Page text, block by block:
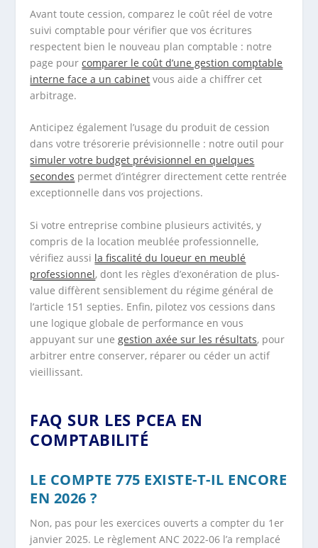
Avant toute cession, comparez le coût réel de votre
suivi comptable pour vérifier que vos écritures
respectent bien le nouveau plan comptable : notre
page pourcomparer le coût d’une gestion comptable
interne face a un cabinet vous aide a chiffrer cet
arbitrage.
Anticipez également l’usage du produit de cession
dans votre trésorerie prévisionnelle : notre outil pour
simuler votre budget prévisionnel en quelques
secondes permet d’intégrer directement cette rentrée
exceptionnelle dans vos projections.
Si votre entreprise combine plusieurs activités, y
compris de la location meublée professionnelle,
vérifiez aussi la fiscalité du loueur en meublé
professionnel, dont les règles d’exonération de plus-
value diffèrent sensiblement du régime général de
l’article 151 septies. Enfin, pilotez vos cessions dans
une logique globale de performance en vous
appuyant sur une gestion axée sur les résultats, pour
arbitrer entre conserver, réparer ou céder un actif
vieillissant.
FAQ SUR LES PCEA EN
COMPTABILITÉ
LE COMPTE 775 EXISTE-T-IL ENCORE
EN 2026 ?
Non, pas pour les exercices ouverts a compter du 1er
janvier 2025. Le règlement ANC 2022-06 l’a remplacé